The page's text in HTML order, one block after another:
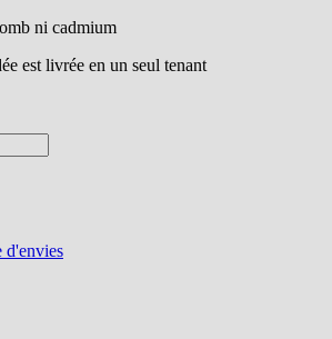
ni cadmium
est livrée en un seul tenant
d'envies